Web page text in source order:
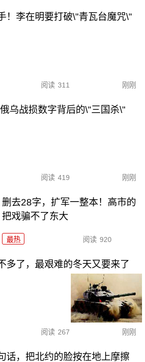
！李在明要打破\"青瓦台魔咒\"
阅读 311 刚刚
乌战损数字背后的\"三国杀\"
阅读 419 刚刚
删去28字，扩军一整本！高市的
把戏骗不了东大
最热 阅读 920
多了，最艰难的冬天又要来了
阅读 267 刚刚
话，把北约的脸按在地上摩擦